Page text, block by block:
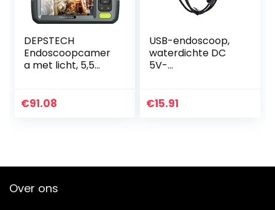
DEPSTECH
Endoscoopcamer
a met licht, 5,5
1080p opname 4,3
€91.08
USB-endoscoop,
waterdichte DC
5V-
(11,5 ft))
€15.91
Over ons